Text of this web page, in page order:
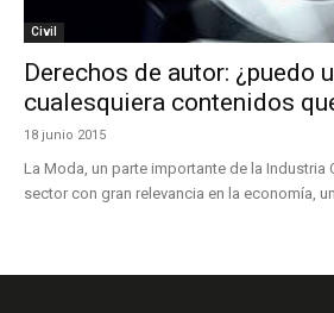
Civil
Derechos de autor: ¿puedo
cualesquiera contenidos
18 junio 2015
La Moda, un parte importante de la Industria
sector con gran relevancia en la economía,